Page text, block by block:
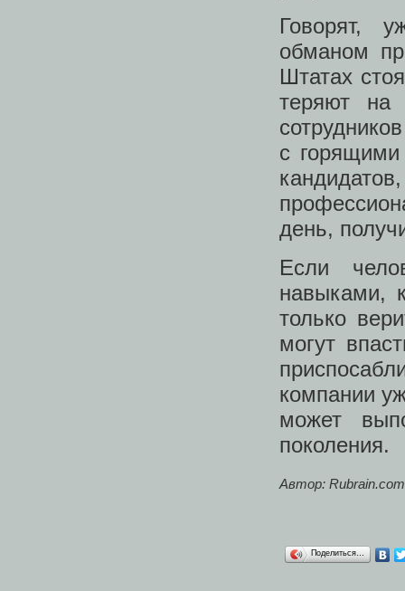
Говорят,
обманом
Штатах
теряют на
с
день,
Если
навыками,
только
могут
компании
может
поколения.
Автор: Rubrain.com
Поделиться…